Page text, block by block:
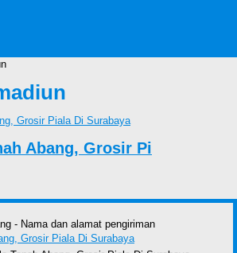
Abang, Grosir Pi
- Nama dan alamat pengiriman